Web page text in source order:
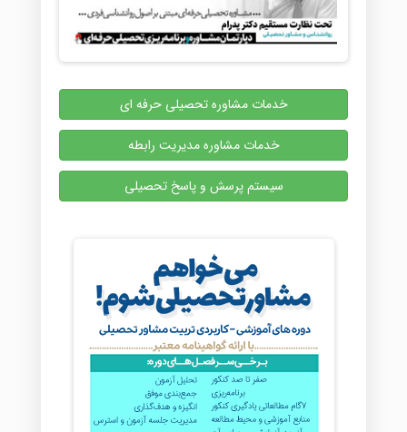
خدمات مشاوره تحصیلی حرفه ای
خدمات مشاوره مدیریت رابطه
سیستم پرسش و پاسخ تحصیلی